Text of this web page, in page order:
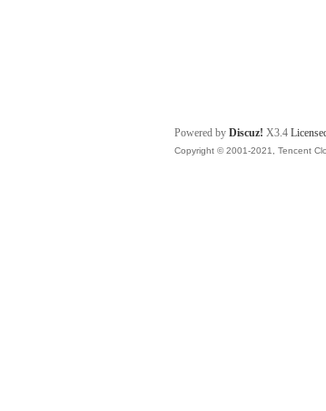
Powered by Discuz! X3.4
Copyright © 2001-2021, Tencent